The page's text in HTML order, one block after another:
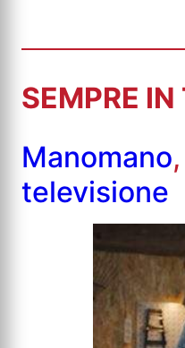
SEMPRE
Manomano,
televisione